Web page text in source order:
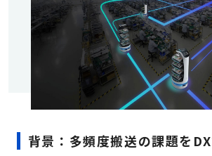
背景：多頻度搬送の課題を